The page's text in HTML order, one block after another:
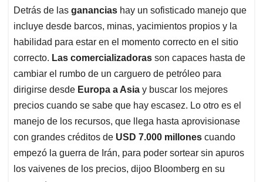
Detrás de las ganancias hay un sofisticado manejo que
incluye desde barcos, minas, yacimientos propios y la
habilidad para estar en el momento correcto en el sitio
correcto. Las comercializadoras son capaces hasta de
cambiar el rumbo de un carguero de petróleo para
dirigirse desde Europa a Asia y buscar los mejores
precios cuando se sabe que hay escasez. Lo otro es el
manejo de los recursos, que llega hasta aprovisionase
con grandes créditos de USD 7.000 millones cuando
empezó la guerra de Irán, para poder sortear sin apuros
los vaivenes de los precios, dijoo Bloomberg en su